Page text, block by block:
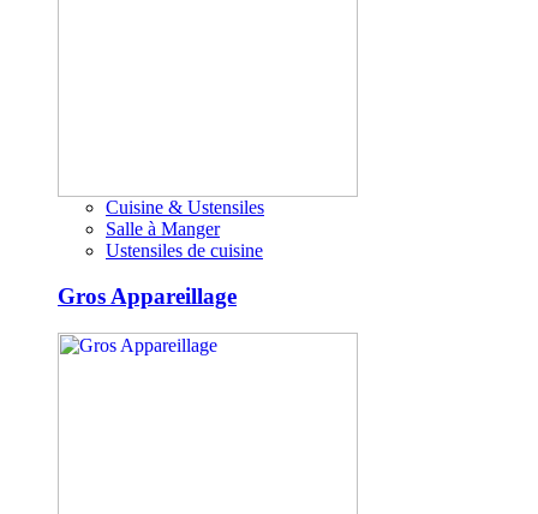
Cuisine & Ustensiles
Salle à Manger
Ustensiles de cuisine
Gros Appareillage